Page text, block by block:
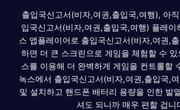
출입국신고서(비자,여권,출입국,여행), 아
입국신고서(비자,여권,출입국,여행) 플레이
스 앱플레이어로 출입국신고서(비자,여권,
하면 더 큰 스크린으로 게임을 체험할 수
스를 이용해 더 완벽하게 게임을 컨트롤할
녹스에서 출입국신고서(비자,여권,출입국,
및 설치하고 핸드폰 배터리 용량을 인한 발
셔도 되니까 매우 편할 겁니